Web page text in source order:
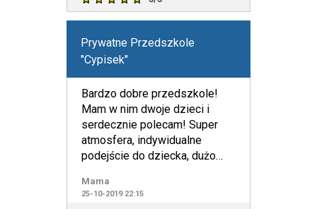
Prywatne Przedszkole
"Cypisek"
Bardzo dobre przedszkole!
Mam w nim dwoje dzieci i
serdecznie polecam! Super
atmosfera, indywidualne
podejście do dziecka, dużo
Mama
25-10-2019 22:15